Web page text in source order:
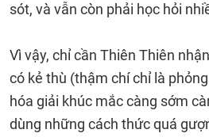
sót, và vẫn còn phải học hỏi
Vì vậy, chỉ cần Thiên Thiên
có kẻ thù (thậm chí chỉ là
hóa giải khúc mắc càng sớm
dùng những cách thức quá